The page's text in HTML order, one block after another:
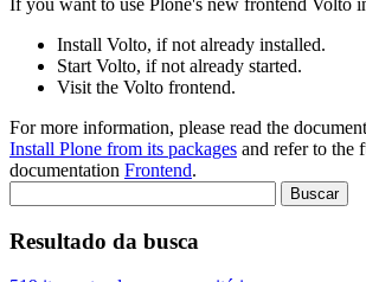
If you want to use Plone's new frontend Volto
Install Volto, if not already installed.
Start Volto, if not already started.
Visit the Volto frontend.
For more information, please read the
Install Plone from its packages and refer to the
documentation Frontend.
Resultado da busca